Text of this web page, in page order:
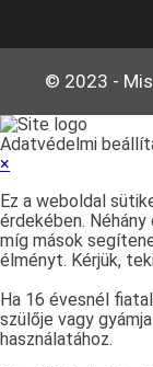
© 2023 -
Adatvédelmi
×
Ez a weboldal
érdekében.
míg mások
élményt. Kérjük,
Ha 16 évesnél
szülője vagy
használatához.